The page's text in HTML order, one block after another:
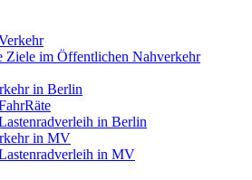
Ziele im Öffentlichen Nahverkehr
in Berlin
in Berlin
in MV
in MV